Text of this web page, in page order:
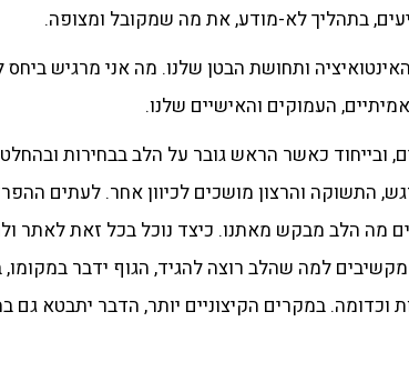
בתהליך לא-מודע, את מה שמקובל ומצופה.
ותחושת הבטן שלנו. מה אני מרגיש ביחס
העמוקים והאישיים שלנו.
ובייחוד כאשר הראש גובר על הלב בבחירות
התשוקה והרצון מושכים לכיוון אחר. לעתים
מה הלב מבקש מאתנו. כיצד נוכל בכל זאת לאתר
למה שהלב רוצה להגיד, הגוף ידבר במקומו,
במקרים הקיצוניים יותר, הדבר יתבטא גם